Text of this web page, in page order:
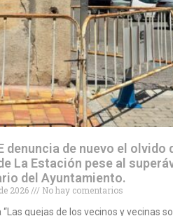
denuncia de nuevo el olvido
La Estación pese al
del Ayuntamiento.
2026
No hay comentarios
“Las quejas de los vecinos y vecinas